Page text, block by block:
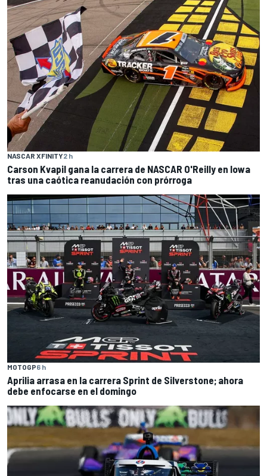
NASCAR XFINITY2 h
Carson Kvapil gana la carrera de NASCAR O'Reilly en Iowa
tras una caótica reanudación con prórroga
MOTOGP6 h
Aprilia arrasa en la carrera Sprint de Silverstone; ahora
debe enfocarse en el domingo